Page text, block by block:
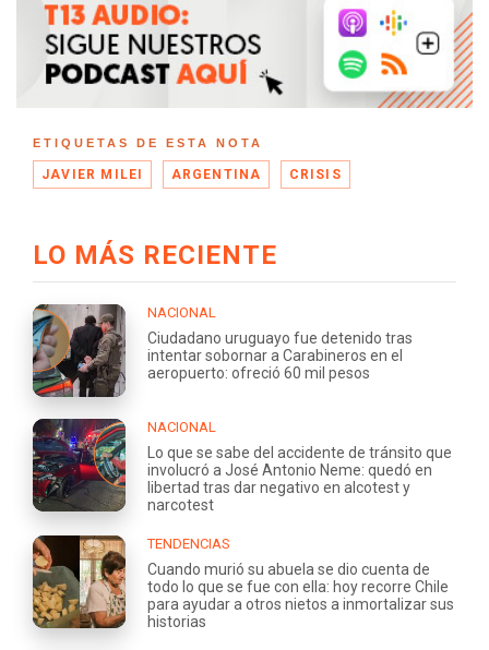
ETIQUETAS DE ESTA NOTA
JAVIER MILEI ARGENTINA CRISIS
LO MÁS RECIENTE
NACIONAL
Ciudadano uruguayo fue detenido tras
intentar sobornar a Carabineros en el
aeropuerto: ofreció 60 mil pesos
NACIONAL
Lo que se sabe del accidente de tránsito que
involucró a José Antonio Neme: quedó en
libertad tras dar negativo en alcotest y
narcotest
TENDENCIAS
Cuando murió su abuela se dio cuenta de
todo lo que se fue con ella: hoy recorre Chile
para ayudar a otros nietos a inmortalizar sus
historias